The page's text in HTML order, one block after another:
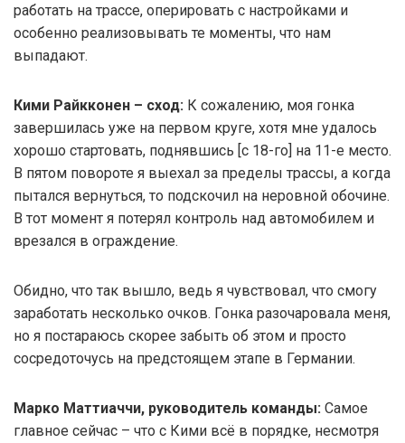
работать на трассе, оперировать с настройками и
особенно реализовывать те моменты, что нам
выпадают.
Кими Райкконен – сход: К сожалению, моя гонка
завершилась уже на первом круге, хотя мне удалось
хорошо стартовать, поднявшись [с 18-го] на 11-е место.
В пятом повороте я выехал за пределы трассы, а когда
пытался вернуться, то подскочил на неровной обочине.
В тот момент я потерял контроль над автомобилем и
врезался в ограждение.
Обидно, что так вышло, ведь я чувствовал, что смогу
заработать несколько очков. Гонка разочаровала меня,
но я постараюсь скорее забыть об этом и просто
сосредоточусь на предстоящем этапе в Германии.
Марко Маттиаччи, руководитель команды: Самое
главное сейчас – что с Кими всё в порядке, несмотря